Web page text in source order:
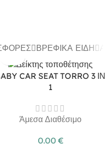
ΒΡΕΦΙΚΆ ΕΊΔΗ
CAR SEAT TORRO 3 ΙΝ
1
Άμεσα Διαθέσιμο
0.00 €